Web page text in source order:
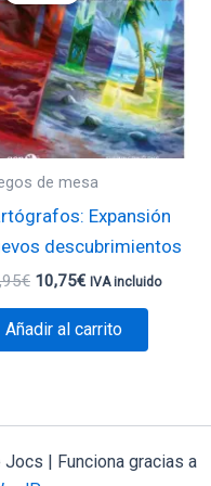
de mesa
Expansión
descubrimientos
€
era:
11,95€.
10,75€
es:
10,75€.
IVA incluido
Añadir al carrito
| Funciona gracias a